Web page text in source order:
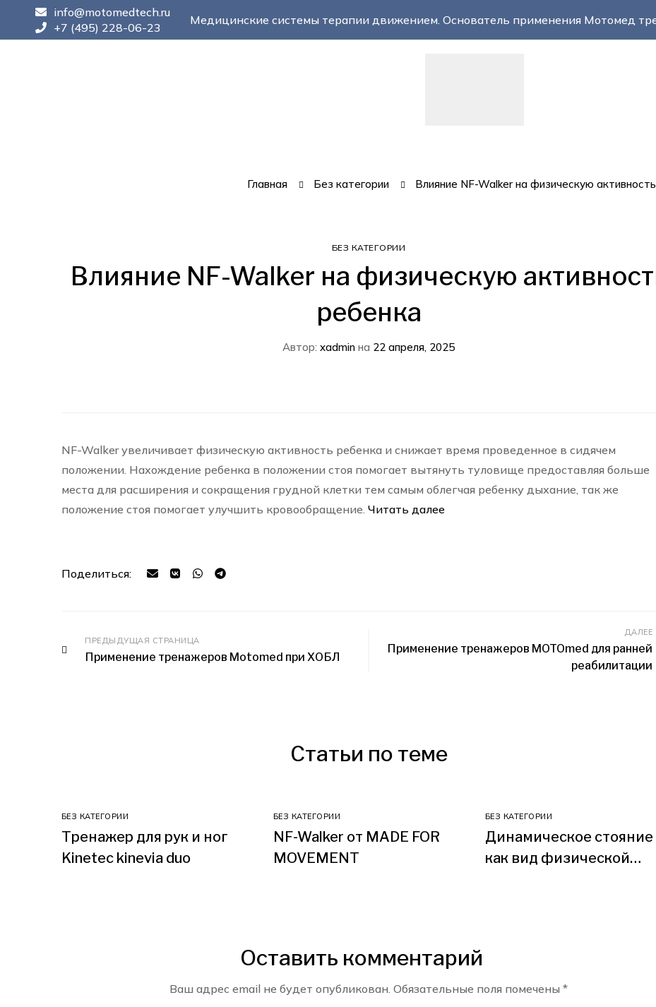
info@motomedtech.ru
+7 (495) 228-06-23
Медицинские системы терапии движением. Основатель применения Мотомед
Главная Без категории Влияние NF-Walker на физическую
БЕЗ КАТЕГОРИИ
Влияние NF-Walker на физическую
ребенка
Автор: xadmin на 22 апреля, 2025
NF-Walker увеличивает физическую активность ребенка и снижает время проведенное в сидячем
положении. Нахождение ребенка в положении стоя помогает вытянуть туловище предоставляя больше
места для расширения и сокращения грудной клетки тем самым облегчая ребенку дыхание, так же
положение стоя помогает улучшить кровообращение. Читать далее
Поделиться:
ПРЕДЫДУЩАЯ СТРАНИЦА
Применение тренажеров Motomed при ХОБЛ
ДАЛЕЕ
Применение тренажеров MOTOmed для ранней
реабилитации
Статьи по теме
БЕЗ КАТЕГОРИИ
Тренажер для рук и ног
Kinetec kinevia duo
БЕЗ КАТЕГОРИИ
NF-Walker от MADE FOR
MOVEMENT
БЕЗ КАТЕГОРИИ
Динамическое стояние
как вид физической
Оставить комментарий
Ваш адрес email не будет опубликован. Обязательные поля помечены *